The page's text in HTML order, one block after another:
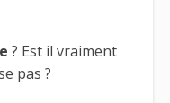
? Est il vraiment
pas ?